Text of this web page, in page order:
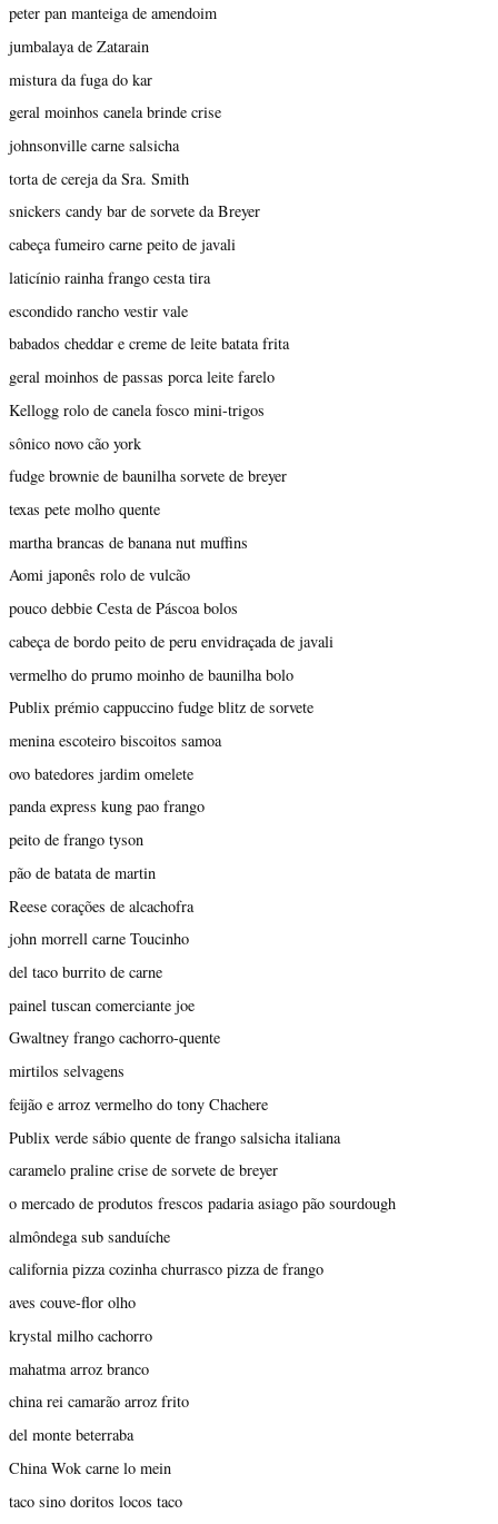
peter pan manteiga de amendoim
jumbalaya de Zatarain
mistura da fuga do kar
geral moinhos canela brinde crise
johnsonville carne salsicha
torta de cereja da Sra. Smith
snickers candy bar de sorvete da Breyer
cabeça fumeiro carne peito de javali
laticínio rainha frango cesta tira
escondido rancho vestir vale
babados cheddar e creme de leite batata frita
geral moinhos de passas porca leite farelo
Kellogg rolo de canela fosco mini-trigos
sônico novo cão york
fudge brownie de baunilha sorvete de breyer
texas pete molho quente
martha brancas de banana nut muffins
Aomi japonês rolo de vulcão
pouco debbie Cesta de Páscoa bolos
cabeça de bordo peito de peru envidraçada de javali
vermelho do prumo moinho de baunilha bolo
Publix prémio cappuccino fudge blitz de sorvete
menina escoteiro biscoitos samoa
ovo batedores jardim omelete
panda express kung pao frango
peito de frango tyson
pão de batata de martin
Reese corações de alcachofra
john morrell carne Toucinho
del taco burrito de carne
painel tuscan comerciante joe
Gwaltney frango cachorro-quente
mirtilos selvagens
feijão e arroz vermelho do tony Chachere
Publix verde sábio quente de frango salsicha italiana
caramelo praline crise de sorvete de breyer
o mercado de produtos frescos padaria asiago pão sourdough
almôndega sub sanduíche
california pizza cozinha churrasco pizza de frango
aves couve-flor olho
krystal milho cachorro
mahatma arroz branco
china rei camarão arroz frito
del monte beterraba
China Wok carne lo mein
taco sino doritos locos taco